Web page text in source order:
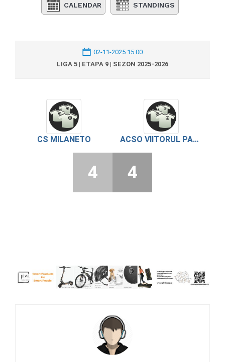
CALENDAR STANDINGS
02-11-2025 15:00
LIGA 5 | ETAPA 9 | SEZON 2025-2026
CS MILANETO ACSO VIITORUL PANTELIMON
4 4